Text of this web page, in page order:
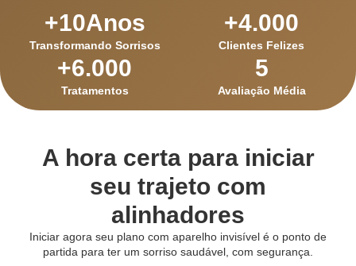
Transformando Sorrisos
+10Anos
Clientes Felizes
+4.000
Tratamentos
+6.000
Avaliação Média
5
A hora certa para iniciar
seu trajeto com
alinhadores
Iniciar agora seu plano com aparelho invisível é o ponto de
partida para ter um sorriso saudável, com segurança.